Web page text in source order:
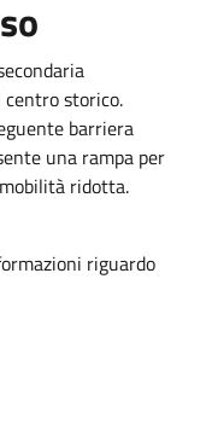
storico.
barriera
una rampa per
ridotta.
riguardo